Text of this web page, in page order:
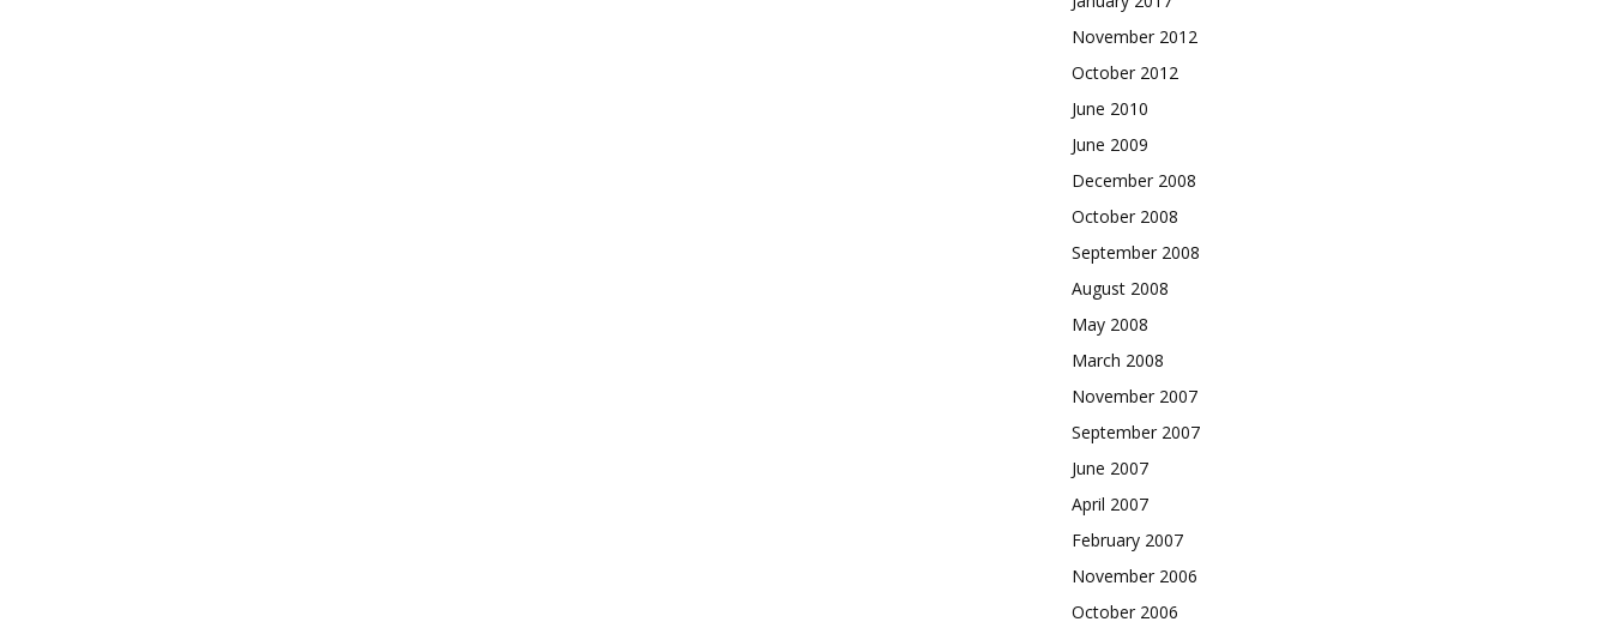
November 2012
October 2012
June 2010
June 2009
December 2008
October 2008
September 2008
August 2008
May 2008
March 2008
November 2007
September 2007
June 2007
April 2007
February 2007
November 2006
October 2006